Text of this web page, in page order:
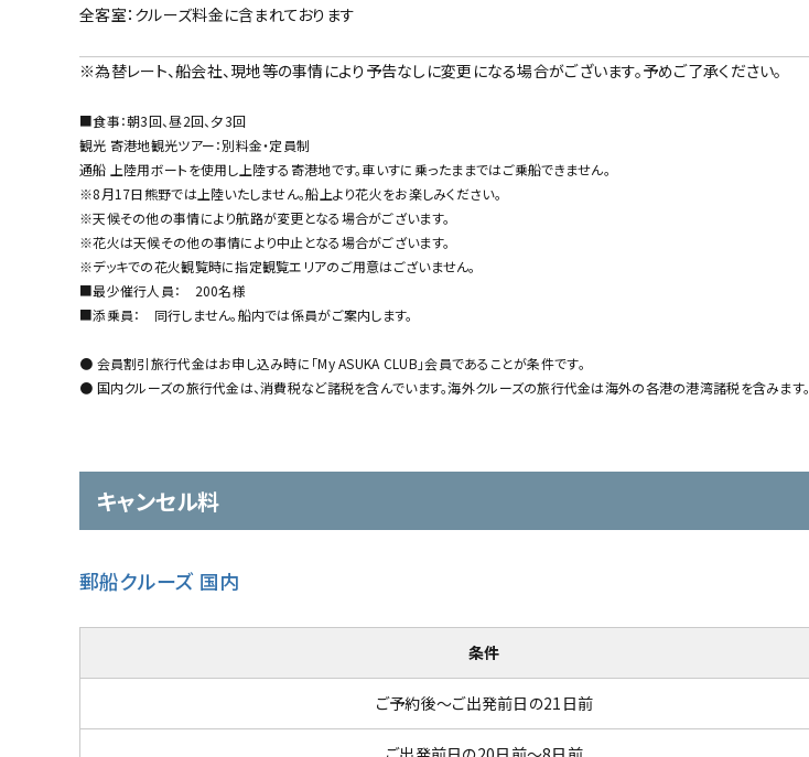
全客室：クルーズ料金に含まれております
※為替レート、船会社、現地等の事情により予告なしに変更になる場合がございます。予めご了承ください。
■食事：朝3回、昼2回、夕3回
観光 寄港地観光ツアー：別料金・定員制
通船 上陸用ボートを使用し上陸する寄港地です。車いすに乗ったままではご乗船できません。
※8月17日熊野では上陸いたしません。船上より花火をお楽しみください。
※天候その他の事情により航路が変更となる場合がございます。
※花火は天候その他の事情により中止となる場合がございます。
※デッキでの花火観覧時に指定観覧エリアのご用意はございません。
■最少催行人員： 200名様
■添乗員： 同行しません。船内では係員がご案内します。
● 会員割引旅行代金はお申し込み時に「My ASUKA CLUB」会員であることが条件です。
● 国内クルーズの旅行代金は、消費税など諸税を含んでいます。海外クルーズの旅行代金は海外の各港の港湾諸税を含みます。
キャンセル料
郵船クルーズ 国内
条件
ご予約後～ご出発前日の21日前